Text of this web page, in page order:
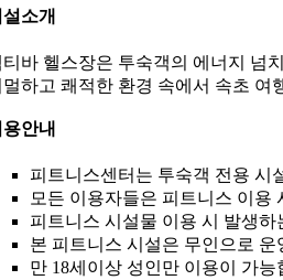
소개
바 헬스장은 투숙객의 에너지 넘
하고 쾌적한 환경 속에서 속초 여
안내
피트니스센터는 투숙객 전용 시
모든 이용자들은 피트니스 이용
피트니스 시설물 이용 시 발생
본 피트니스 시설은 무인으로
만 18세이상 성인만 이용이 가능